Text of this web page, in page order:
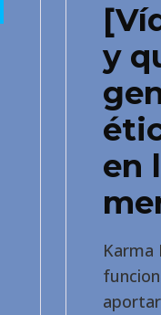
y
en
Karma